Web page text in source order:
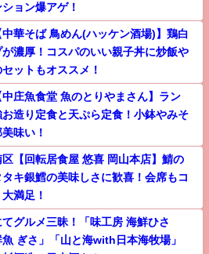
ョン爆アゲ！
華そば 鳥めん(ハッケン酒場)】鶏白
濃厚！コスパのいい親子丼に炒飯や
ットもオススメ！
庄魚食堂 魚のとりやまさん】ラン
造り定食と天ぷら定食！小鉢やみそ
味い！
区【回転居食屋 悠喜 岡山本店】鯖の
キ銀鱈の美味しさに歓喜！会席もコ
満足！
グルメ三昧！「味工房 海鮮ひさ
ぎさ」「山と海with日本海牧場」